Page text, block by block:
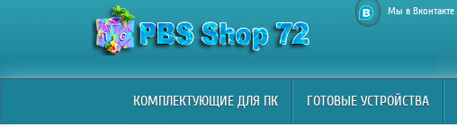
Мы в Вконтакте
КОМПЛЕКТУЮЩИЕ ДЛЯ ПК ГОТОВЫЕ УСТРОЙСТВА